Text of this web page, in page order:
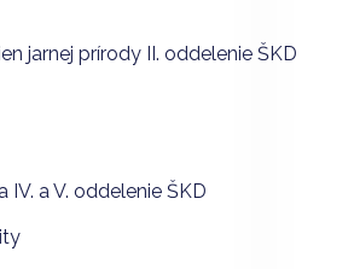
jarnej prírody II. oddelenie ŠKD
a V. oddelenie ŠKD